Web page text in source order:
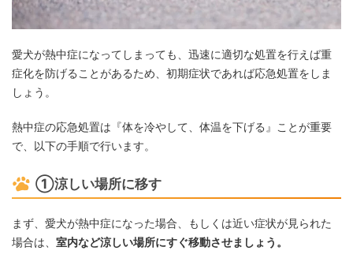
愛犬が熱中症になってしまっても、迅速に適切な処置を行えば重
症化を防げることがあるため、初期症状であれば応急処置をしま
しょう。
熱中症の応急処置は『体を冷やして、体温を下げる』ことが重要
で、以下の手順で行います。
①涼しい場所に移す
まず、愛犬が熱中症になった場合、もしくは近い症状が見られた
場合は、 室内など涼しい場所にすぐ移動させましょう。